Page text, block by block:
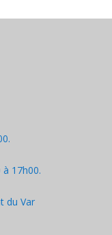
17h00.
du Var